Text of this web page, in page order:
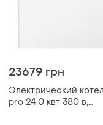
23679 грн
Электрический
pro 24,0 квт 380 в,